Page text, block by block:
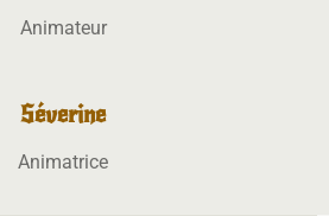
Animateur
Séverine
Animatrice